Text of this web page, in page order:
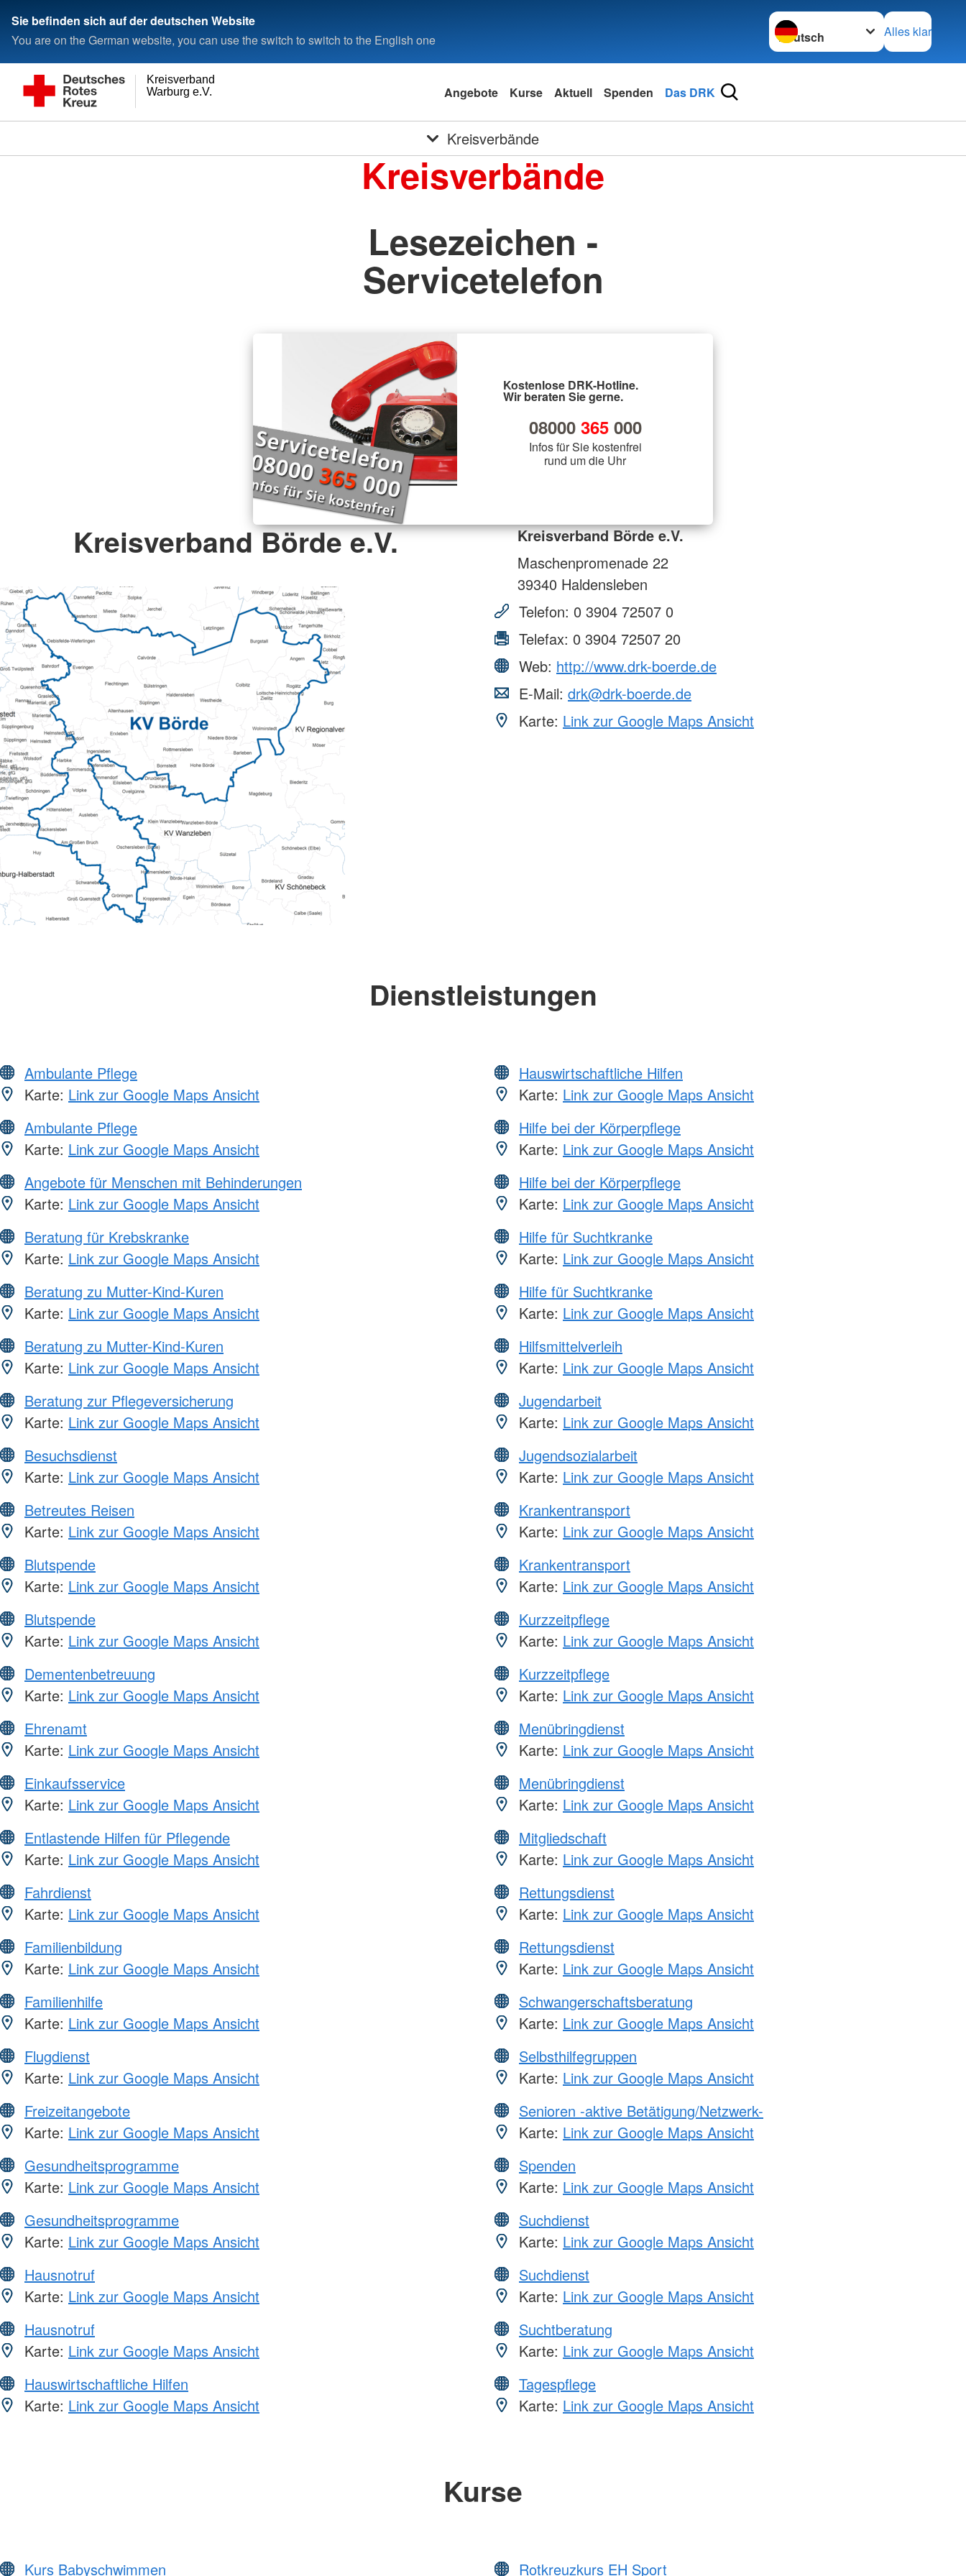
Sie befinden sich auf der deutschen Website
You are on the German website, you can use the switch to switch to the English one
Sprache wechseln zu
Alles klar
Warburg e.V.
Kreisverband
Angebote Kurse Aktuell Spenden Das DRK
Kreisverbände
Kreisverbände
Lesezeichen -
Servicetelefon
Kostenlose DRK-Hotline.
Wir beraten Sie gerne.
08000 365000
Infos für Sie kostenfrei
rund um die Uhr
Kreisverband Börde e.V.
Kreisverband Börde e.V.
Maschenpromenade 22
39340 Haldensleben
Telefon: 0 3904 72507 0
Telefax: 0 3904 72507 20
Web: http://www.drk-boerde.de
E-Mail: drk@drk-boerde.de
Karte: Link zur Google Maps Ansicht
Dienstleistungen
Ambulante Pflege
Karte: Link zur Google Maps Ansicht
Ambulante Pflege
Karte: Link zur Google Maps Ansicht
Angebote für Menschen mit Behinderungen
Karte: Link zur Google Maps Ansicht
Beratung für Krebskranke
Karte: Link zur Google Maps Ansicht
Beratung zu Mutter-Kind-Kuren
Karte: Link zur Google Maps Ansicht
Beratung zu Mutter-Kind-Kuren
Karte: Link zur Google Maps Ansicht
Beratung zur Pflegeversicherung
Karte: Link zur Google Maps Ansicht
Besuchsdienst
Karte: Link zur Google Maps Ansicht
Betreutes Reisen
Karte: Link zur Google Maps Ansicht
Blutspende
Karte: Link zur Google Maps Ansicht
Blutspende
Karte: Link zur Google Maps Ansicht
Dementenbetreuung
Karte: Link zur Google Maps Ansicht
Ehrenamt
Karte: Link zur Google Maps Ansicht
Einkaufsservice
Karte: Link zur Google Maps Ansicht
Entlastende Hilfen für Pflegende
Karte: Link zur Google Maps Ansicht
Fahrdienst
Karte: Link zur Google Maps Ansicht
Familienbildung
Karte: Link zur Google Maps Ansicht
Familienhilfe
Karte: Link zur Google Maps Ansicht
Flugdienst
Karte: Link zur Google Maps Ansicht
Freizeitangebote
Karte: Link zur Google Maps Ansicht
Gesundheitsprogramme
Karte: Link zur Google Maps Ansicht
Gesundheitsprogramme
Karte: Link zur Google Maps Ansicht
Hausnotruf
Karte: Link zur Google Maps Ansicht
Hausnotruf
Karte: Link zur Google Maps Ansicht
Hauswirtschaftliche Hilfen
Karte: Link zur Google Maps Ansicht
Hauswirtschaftliche Hilfen
Karte: Link zur Google Maps Ansicht
Hilfe bei der Körperpflege
Karte: Link zur Google Maps Ansicht
Hilfe bei der Körperpflege
Karte: Link zur Google Maps Ansicht
Hilfe für Suchtkranke
Karte: Link zur Google Maps Ansicht
Hilfe für Suchtkranke
Karte: Link zur Google Maps Ansicht
Hilfsmittelverleih
Karte: Link zur Google Maps Ansicht
Jugendarbeit
Karte: Link zur Google Maps Ansicht
Jugendsozialarbeit
Karte: Link zur Google Maps Ansicht
Krankentransport
Karte: Link zur Google Maps Ansicht
Krankentransport
Karte: Link zur Google Maps Ansicht
Kurzzeitpflege
Karte: Link zur Google Maps Ansicht
Kurzzeitpflege
Karte: Link zur Google Maps Ansicht
Menübringdienst
Karte: Link zur Google Maps Ansicht
Menübringdienst
Karte: Link zur Google Maps Ansicht
Mitgliedschaft
Karte: Link zur Google Maps Ansicht
Rettungsdienst
Karte: Link zur Google Maps Ansicht
Rettungsdienst
Karte: Link zur Google Maps Ansicht
Schwangerschaftsberatung
Karte: Link zur Google Maps Ansicht
Selbsthilfegruppen
Karte: Link zur Google Maps Ansicht
Senioren -aktive Betätigung/Netzwerk-
Karte: Link zur Google Maps Ansicht
Spenden
Karte: Link zur Google Maps Ansicht
Suchdienst
Karte: Link zur Google Maps Ansicht
Suchdienst
Karte: Link zur Google Maps Ansicht
Suchtberatung
Karte: Link zur Google Maps Ansicht
Tagespflege
Karte: Link zur Google Maps Ansicht
Kurse
Kurs Babyschwimmen Rotkreuzkurs EH Sport